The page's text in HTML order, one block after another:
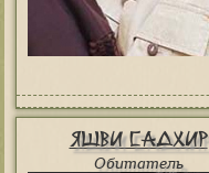
Яшви Садхир
Обитатель